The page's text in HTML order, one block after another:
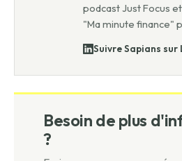
podcast Just Focus
"Ma minute finance"
Suivre Sapians sur
Besoin de plus
?